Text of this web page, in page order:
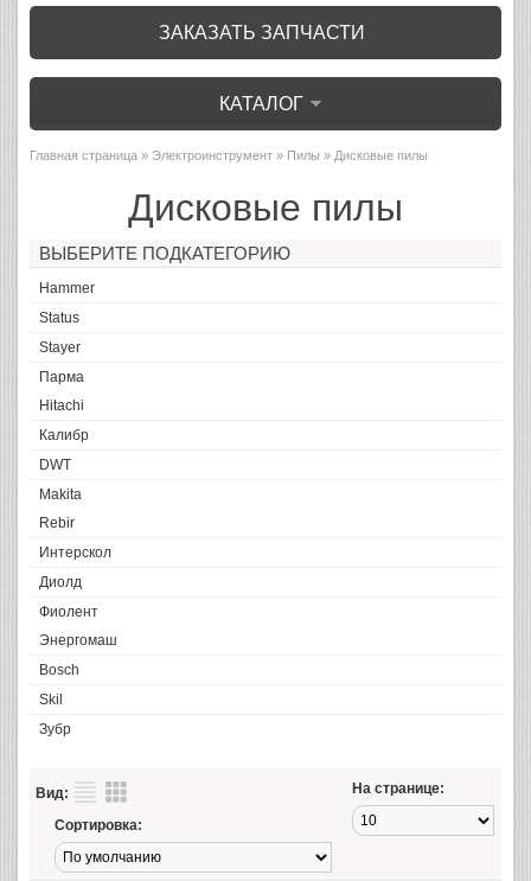
ЗАКАЗАТЬ ЗАПЧАСТИ
КАТАЛОГ
Главная страница » Электроинструмент » Пилы » Дисковые пилы
Дисковые пилы
ВЫБЕРИТЕ ПОДКАТЕГОРИЮ
Hammer
Status
Stayer
Парма
Hitachi
Калибр
DWT
Makita
Rebir
Интерскол
Диолд
Фиолент
Энергомаш
Bosch
Skil
Зубр
Вид: На странице:
Сортировка: